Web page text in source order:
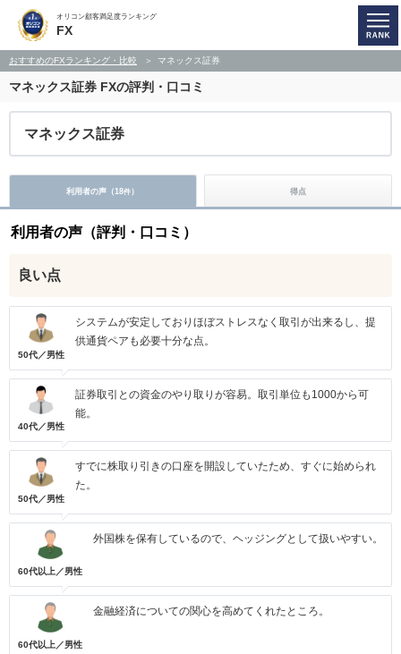
オリコン顧客満足度ランキング
FX
おすすめのFXランキング・比較 マネックス証券
マネックス証券 FXの評判・口コミ
マネックス証券
利用者の声（18件） 得点
利用者の声（評判・口コミ）
良い点
50代／男性
システムが安定しておりほぼストレスなく取引が出来るし、提
供通貨ペアも必要十分な点。
40代／男性
証券取引との資金のやり取りが容易。取引単位も1000から可
能。
50代／男性
すでに株取り引きの口座を開設していたため、すぐに始められ
た。
60代以上／男性
外国株を保有しているので、ヘッジングとして扱いやすい。
60代以上／男性
金融経済についての関心を高めてくれたところ。